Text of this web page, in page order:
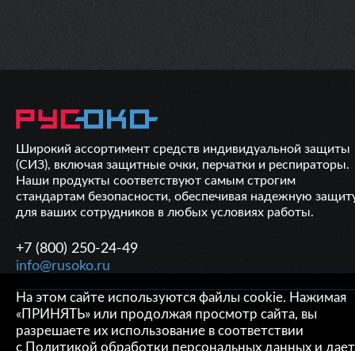
Широкий ассортимент средств индивидуальной защиты
(СИЗ), включая защитные очки, перчатки и респираторы.
Наши продукты соответствуют самым строгим
стандартам безопасности, обеспечивая надежную
для ваших сотрудников в любых условиях работы.
+7 (800) 250-24-49
info@rusoko.ru
ОБРАТНАЯ СВЯЗЬ
На этом сайте используются файлы cookie. Нажимая
«ПРИНЯТЬ» или продолжая просмотр сайта, вы
разрешаете их использование в соответствии
с Политикой обработки персональных данных и